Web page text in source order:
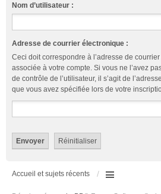
Nom d’utilisateur :
Adresse de courrier électronique :
Ceci doit correspondre à l’adresse de
associée à votre compte. Si vous ne l’avez
de contrôle de l’utilisateur, il s’agit de
que vous avez spécifiée lors de votre
Accueil et sujets récents